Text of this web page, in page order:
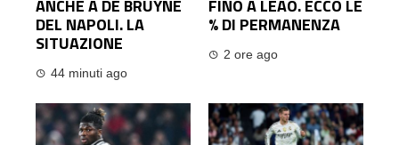
ANCHE A DE BRUYNE
DEL NAPOLI. LA
SITUAZIONE
44 minuti ago
FINO A LEAO. ECCO LE
% DI PERMANENZA
2 ore ago